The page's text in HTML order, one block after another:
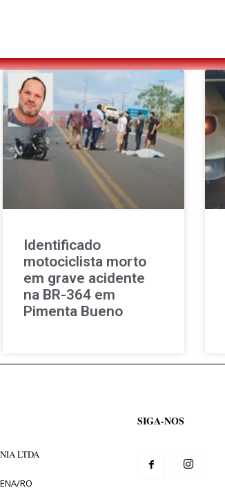
Identificado
motociclista morto
em grave acidente
na BR-364 em
Pimenta Bueno
LTDA
RO
SIGA-NOS